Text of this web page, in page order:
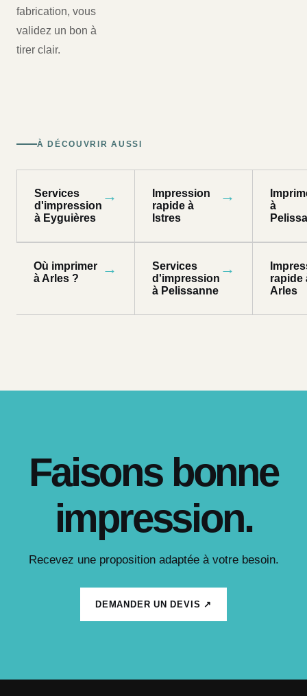
fabrication, vous
validez un bon à
tirer clair.
À DÉCOUVRIR AUSSI
Services
d'impression
à Eyguières
→
Impression
rapide à
Istres
→
à
Où imprimer
à Arles ?
→
Services
d'impression
à Pelissanne
→
rapide
Arles
Faisons bonne
impression.
Recevez une proposition adaptée à votre besoin.
DEMANDER UN DEVIS ↗